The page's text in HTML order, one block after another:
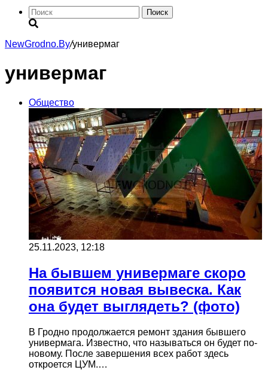
Поиск
NewGrodno.By/универмаг
универмаг
Общество
25.11.2023, 12:18
На бывшем универмаге скоро
появится новая вывеска. Как
она будет выглядеть? (фото)
В Гродно продолжается ремонт здания бывшего
универмага. Известно, что называться он будет по-
новому. После завершения всех работ здесь
откроется ЦУМ.…